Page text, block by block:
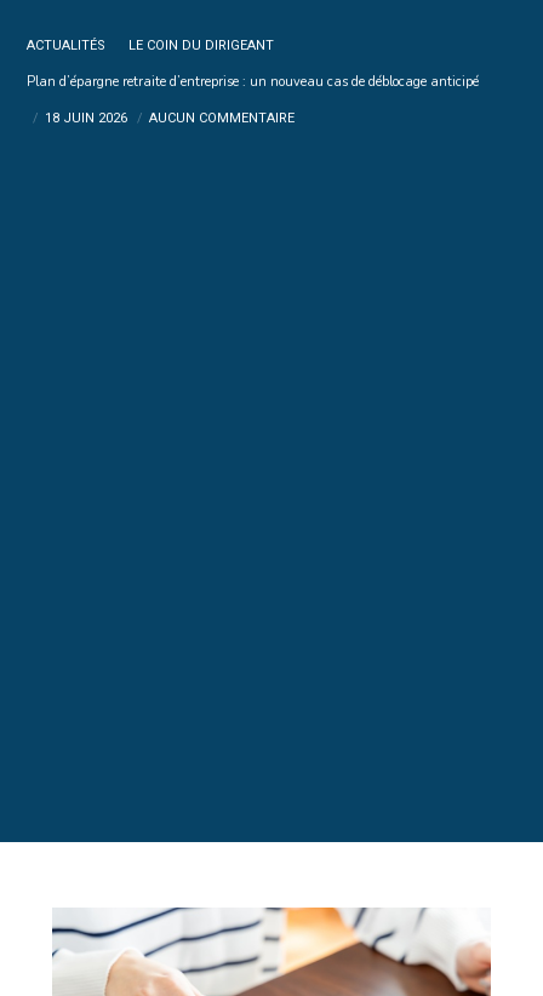
ACTUALITÉS LE COIN DU DIRIGEANT
Plan d’épargne retraite d’entreprise : un nouveau cas de déblocage anticipé
18 JUIN 2026 AUCUN COMMENTAIRE